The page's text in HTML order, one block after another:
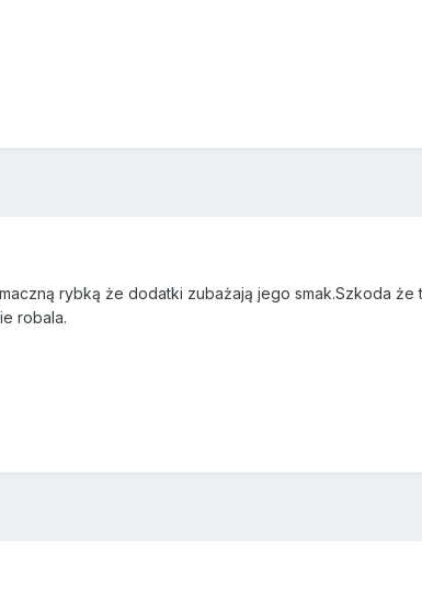
rybką że dodatki zubażają jego smak.Szkoda
robala.